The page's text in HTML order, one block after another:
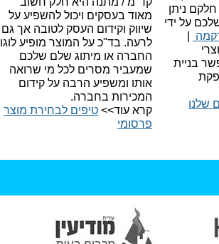
ניתן
על ידי
בניית
שלנו
מאוד בעסקים ויכול להשפיע על
שיווק וקידום העסק לטובה אך גם
לרעה. בד"כ על המוצר מופיע לוגו
החברה או מיתוג שלם שלכם
שמעביר מסרים לכל מי שרואה
אותו ומשפיע הרבה על קידום
המכירות בחברה.
קרא עוד>> טיפים לבחירת מוצר
פרסומי